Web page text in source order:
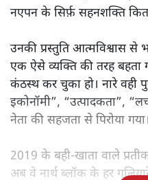
लेकिन क्या वह देहलीज़ पार कर
और ठहरे फैसलों के बीच बजट
निर्मला सीतारमण जब 1 फ़रवरी
बजट पेश करने उठीं तो वे
नएपन के सिर्फ़ सहनशक्ति